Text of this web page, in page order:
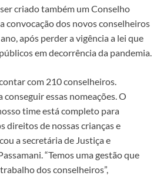
criado também um Conselho
convocação dos novos conselheiros
após perder a vigência a lei que
em decorrência da pandemia.
com 210 conselheiros.
essas nomeações. O
time está completo para
direitos de nossas crianças e
a secretária de Justiça e
“Temos uma gestão que
dos conselheiros”,